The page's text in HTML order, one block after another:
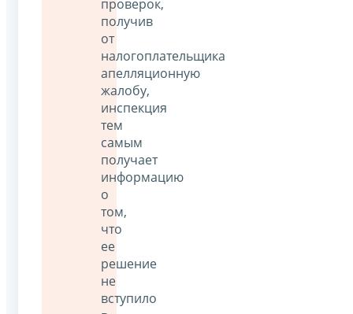
проверок,
получив
от
налогоплательщика
апелляционную
жалобу,
инспекция
тем
самым
получает
информацию
о
том,
что
ее
решение
не
вступило